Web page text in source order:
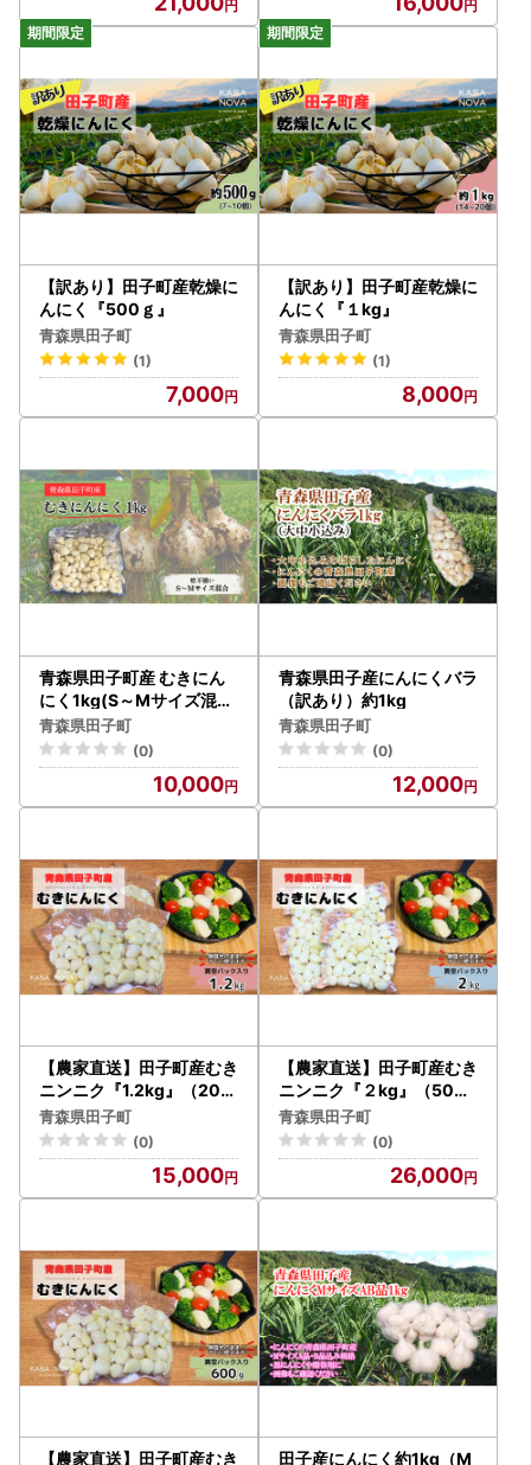
【訳あり】田子町産乾燥に
んにく『500ｇ』
青森県田子町
(1)
7,000
【訳あり】田子町産乾燥に
んにく『１kg』
青森県田子町
(1)
8,000
青森県田子町産 むきにん
にく1kg(S～Mサイズ混合
)業務用
青森県田子町
(0)
10,000
青森県田子産にんにくバラ
（訳あり）約1kg
青森県田子町
(0)
12,000
【農家直送】田子町産むき
ニンニク『1.2kg』（200
ｇ×6袋）
青森県田子町
(0)
15,000
【農家直送】田子町産むき
ニンニク『２kg』（500g
×4）
青森県田子町
(0)
26,000
【農家直送】田子町産むき
田子産にんにく約1kg（M